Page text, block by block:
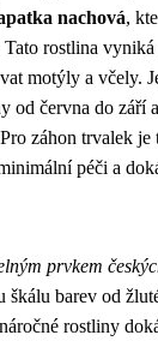
nachová,
rostlina
motýly a včely.
od června do září
záhon trvalek je
péči a
prvkem
škálu barev od
rostliny